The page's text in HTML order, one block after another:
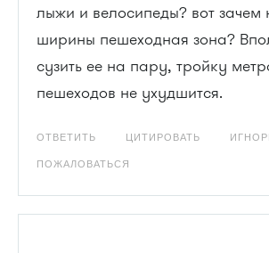
лыжи и велосипеды? вот зачем
ширины пешеходная зона?
сузить ее на пару, тройку
пешеходов не ухудшится.
ОТВЕТИТЬ ЦИТИРОВАТЬ
ПОЖАЛОВАТЬСЯ